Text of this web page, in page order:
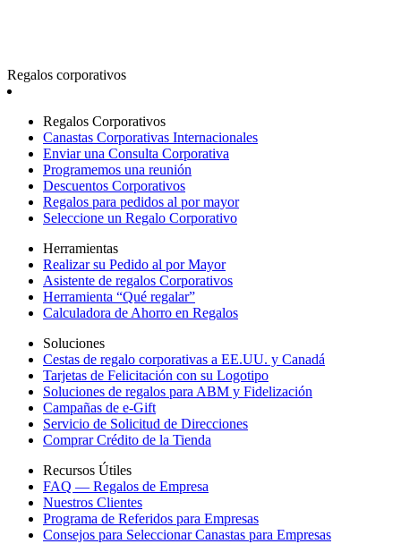
Regalos corporativos
Regalos Corporativos
Canastas Corporativas Internacionales
Enviar una Consulta Corporativa
Programemos una reunión
Descuentos Corporativos
Regalos para pedidos al por mayor
Seleccione un Regalo Corporativo
Herramientas
Realizar su Pedido al por Mayor
Asistente de regalos Corporativos
Herramienta “Qué regalar”
Calculadora de Ahorro en Regalos
Soluciones
Cestas de regalo corporativas a EE.UU. y Canadá
Tarjetas de Felicitación con su Logotipo
Soluciones de regalos para ABM y Fidelización
Campañas de e-Gift
Servicio de Solicitud de Direcciones
Comprar Crédito de la Tienda
Recursos Útiles
FAQ — Regalos de Empresa
Nuestros Clientes
Programa de Referidos para Empresas
Consejos para Seleccionar Canastas para Empresas